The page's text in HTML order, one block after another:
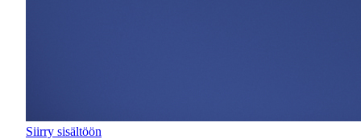
Siirry sisältöön